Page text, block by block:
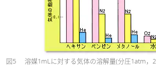
図5 溶媒1mLに対する気体の溶解量(分圧1atm，